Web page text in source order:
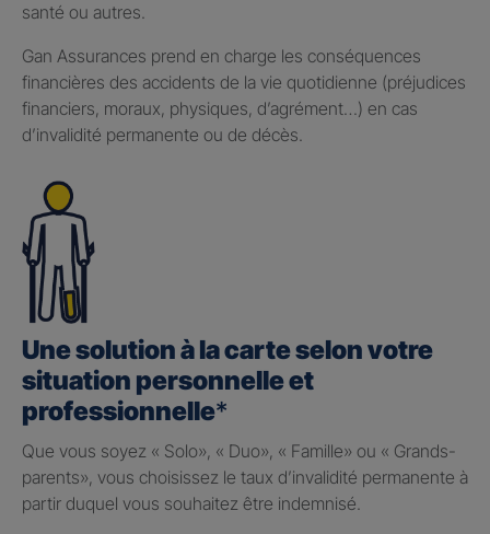
santé ou autres.
Gan Assurances prend en charge les conséquences
financières des accidents de la vie quotidienne (préjudices
financiers, moraux, physiques, d’agrément…) en cas
d’invalidité permanente ou de décès.
Une solution à la carte selon votre
situation personnelle et
professionnelle*
Que vous soyez « Solo», « Duo», « Famille» ou « Grands-
parents», vous choisissez le taux d’invalidité permanente à
partir duquel vous souhaitez être indemnisé.